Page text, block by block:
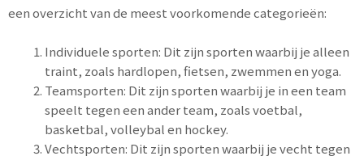
een overzicht van de meest voorkomende categorieën:
Individuele sporten: Dit zijn sporten waarbij je alleen
traint, zoals hardlopen, fietsen, zwemmen en yoga.
Teamsporten: Dit zijn sporten waarbij je in een team
speelt tegen een ander team, zoals voetbal,
basketbal, volleybal en hockey.
Vechtsporten: Dit zijn sporten waarbij je vecht tegen